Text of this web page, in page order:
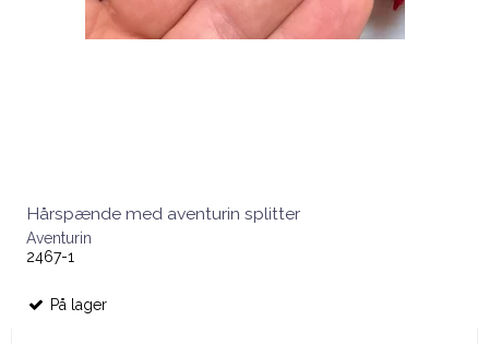
Hårspænde med aventurin splitter
Aventurin
2467-1
På lager